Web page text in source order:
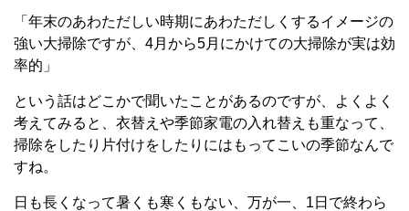
「年末のあわただしい時期にあわただしくするイメージの
強い大掃除ですが、4月から5月にかけての大掃除が実は効
率的」
という話はどこかで聞いたことがあるのですが、よくよく
考えてみると、衣替えや季節家電の入れ替えも重なって、
掃除をしたり片付けをしたりにはもってこいの季節なんで
すね。
日も長くなって暑くも寒くもない、万が一、1日で終わら